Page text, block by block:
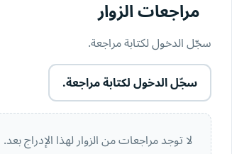
مراجعات الزوار
سجّل الدخول لكتابة مراجعة.
سجّل الدخول لكتابة مراجعة.
لا توجد مراجعات من الزوار لهذا الإدراج بعد.